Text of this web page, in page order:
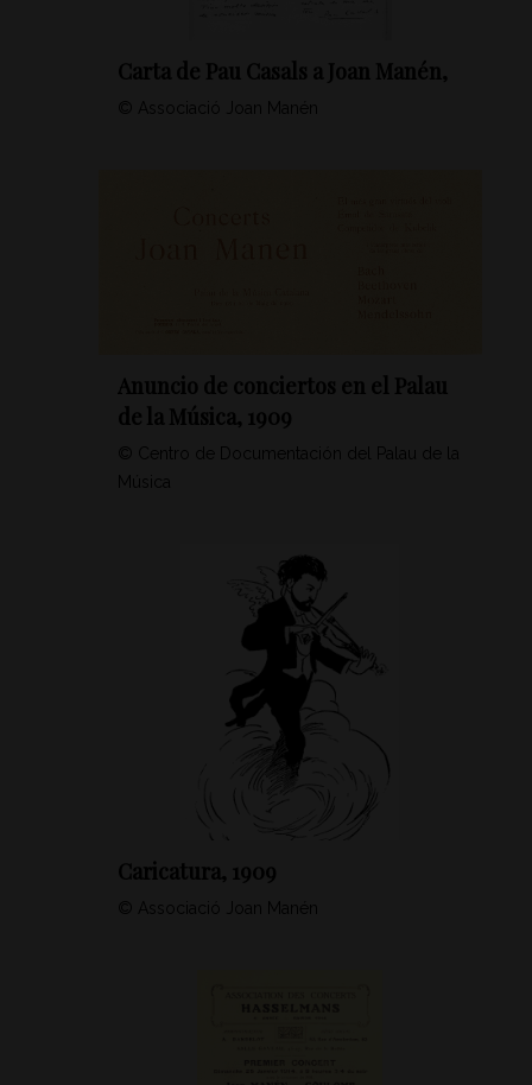
Carta de Pau Casals a Joan Manén,
© Associació Joan Manén
Anuncio de conciertos en el Palau
de la Música, 1909
© Centro de Documentación del Palau de la
Música
Caricatura, 1909
© Associació Joan Manén